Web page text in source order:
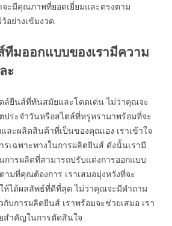
จะมีคุณภาพที่ยอดเยี่ยมและตรงตาม
อย่างเข้มงวด.
ทีมออกแบบของเรามีความ
ะ
ล์ยีนส์ที่ทันสมัยและโดดเด่น ไม่ว่าคุณจะ
ประจำวันหรือสไตล์ที่หรูหรามาพร้อมที่จะ
ะผลิตสินค้าที่เป็นของคุณเอง เราเข้าใจ
เฉพาะทางในการผลิตยีนส์ ดังนั้นเรามี
ารผลิตที่สามารถปรับแต่งการออกแบบ
ามที่คุณต้องการ เราเสมอมุ่งหวังที่จะ
ห้ได้ผลลัพธ์ที่ดีที่สุด ไม่ว่าคุณจะมีคำถาม
กับการผลิตยีนส์ เราพร้อมจะช่วยเสมอ เรา
สำคัญในการตัดสินใจ